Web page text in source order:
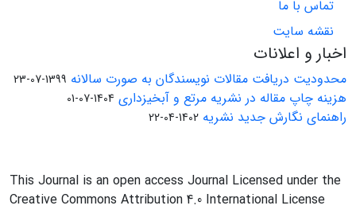
تماس با ما
نقشه سایت
اخبار و اعلانات
محدودیت دریافت مقالات نویسندگان به صورت سالانه 1399-07-23
هزینه چاپ مقاله در نشریه مرتع و آبخیزداری 1404-07-01
راهنمای نگارش جدید نشریه 1402-04-22
This Journal is an open access Journal Licensed under the
Creative Commons Attribution 4.0 International License